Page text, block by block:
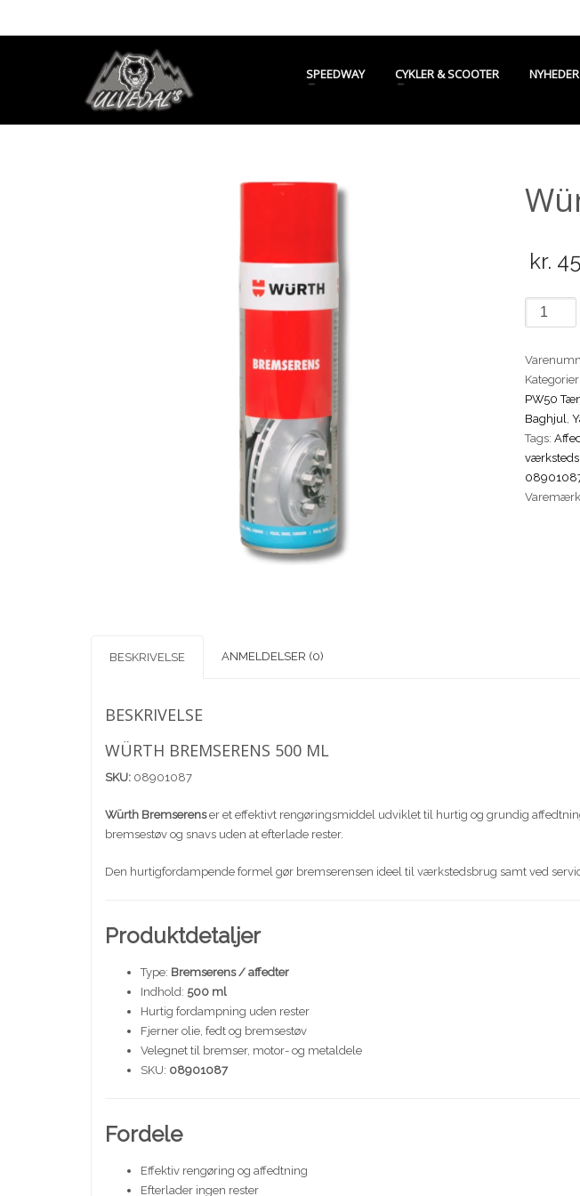
SPEEDWAY CYKLER & SCOOTER NYHEDER
kr.
Würth
ML
antal
Kategorier:
PW50
Baghjul,
Tags:
BESKRIVELSE ANMELDELSER (0)
BESKRIVELSE
WÜRTH BREMSERENS 500 ML
SKU: 08901087
Würth Bremserenser et effektivt rengøringsmiddel udviklet til hurtig og grundig
bremsestøv og snavs uden at efterlade rester.
Den hurtigfordampende formel gør bremserensen ideel til værkstedsbrug samt ved
Produktdetaljer
Type: Bremserens / affedter
Indhold: 500 ml
Hurtig fordampning uden rester
Fjerner olie, fedt og bremsestøv
Velegnet til bremser, motor- og metaldele
SKU: 08901087
Fordele
Effektiv rengøring og affedtning
Efterlader ingen rester